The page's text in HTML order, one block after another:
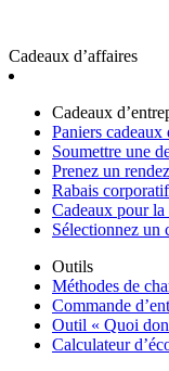
Cadeaux d’affaires
Cadeaux
Paniers cadeaux
Soumettre une
Prenez un
Rabais
Cadeaux pour
Sélectionnez un
Outils
Méthodes de
Commande
Outil « Quoi
Calculateur